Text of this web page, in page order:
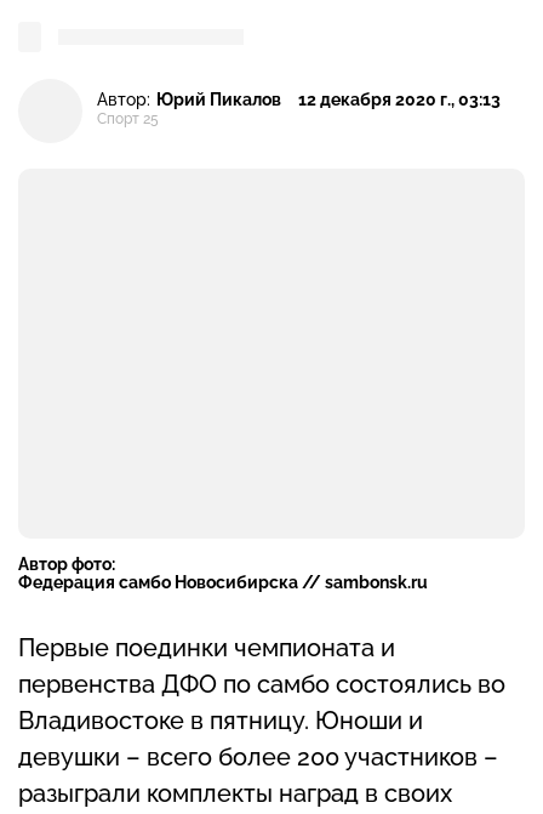
Автор: Юрий Пикалов
Спорт 25
12 декабря 2020 г., 03:13
Автор фото:
Федерация самбо Новосибирска // sambonsk.ru
Первые поединки чемпионата и
первенства ДФО по самбо состоялись во
Владивостоке в пятницу. Юноши и
девушки – всего более 200 участников –
разыграли комплекты наград в своих